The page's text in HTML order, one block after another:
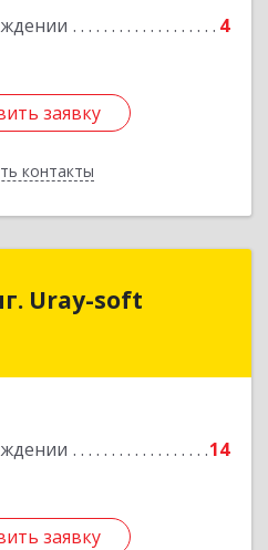
4
заявку
контакты
Подробнее
заявку
Uray-soft
14
заявку
Uray-soft
Автономный округ
заявку